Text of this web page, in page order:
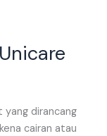
yang dirancang
cairan atau